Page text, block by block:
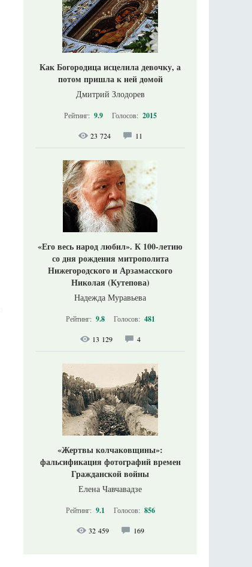
Как Богородица исцелила девочку, а
потом пришла к ней домой
Дмитрий Злодорев
Рейтинг: 9.9 Голосов: 2015
23 724 11
«Его весь народ любил». К 100-летию
со дня рождения митрополита
Нижегородского и Арзамасского
Николая (Кутепова)
Надежда Муравьева
Рейтинг: 9.8 Голосов: 481
13 129 4
«Жертвы колчаковщины»:
фальсификация фотографий времен
Гражданской войны
Елена Чавчавадзе
Рейтинг: 9.1 Голосов: 856
32 459 169